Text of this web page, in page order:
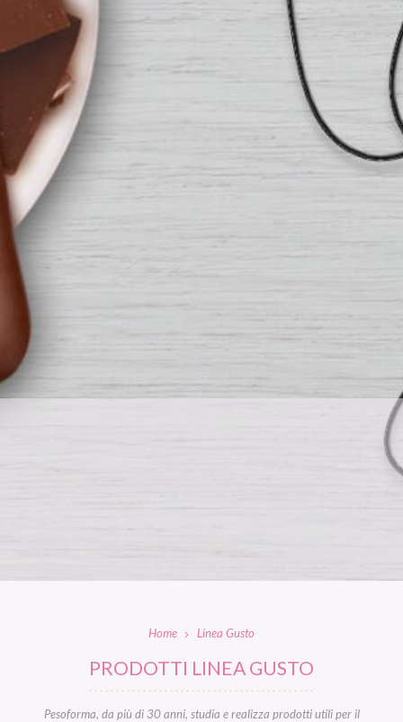
Home Linea Gusto
PRODOTTI LINEA GUSTO
Pesoforma, da più di 30 anni, studia e realizza prodotti utili per il